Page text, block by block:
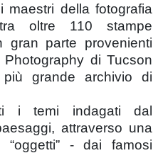
maestri della fotografia
oltre 110 stampe
gran parte provenienti
di Tucson
grande archivio di
i temi indagati dal
attraverso una
- dai famosi